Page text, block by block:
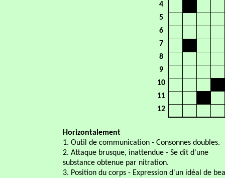
4
5
6
7
8
9
10
11
12
Horizontalement
1. Outil de communication - Consonnes doubles.
2. Attaque brusque, inattendue - Se dit d'une
substance obtenue par nitration.
3. Position du corps - Expression d'un idéal de